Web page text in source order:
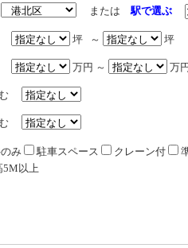
または駅で選ぶ
坪 ～ 坪
万円 ～ 万円
む
む
み 駐車スペース クレーン付
5M以上